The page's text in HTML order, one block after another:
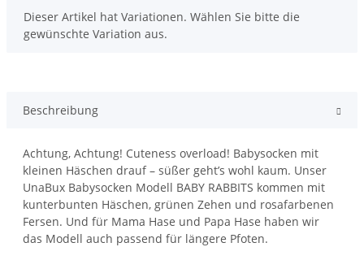
x
Dieser Artikel hat Variationen. Wählen Sie bitte die
gewünschte Variation aus.
Beschreibung
Achtung, Achtung! Cuteness overload! Babysocken mit
kleinen Häschen drauf – süßer geht’s wohl kaum. Unser
UnaBux Babysocken Modell BABY RABBITS kommen mit
kunterbunten Häschen, grünen Zehen und rosafarbenen
Fersen. Und für Mama Hase und Papa Hase haben wir
das Modell auch passend für längere Pfoten.